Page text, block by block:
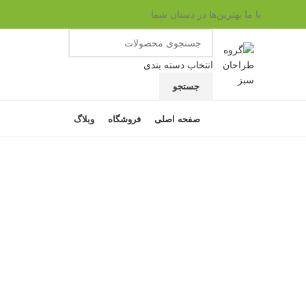
با ما بهترین‌ها در دستان شما
انتخاب دسته بندی
جستجو
صفحه اصلی فروشگاه وبلاگ